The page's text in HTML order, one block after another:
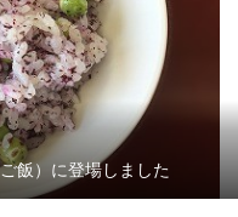
飯）に登場しました